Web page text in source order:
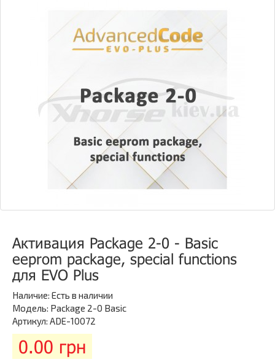
Активация Package 2-0 - Basic
eeprom package, special functions
для EVO Plus
Наличие: Есть в наличии
Модель: Package 2-0 Basic
Артикул: ADE-10072
0.00 грн